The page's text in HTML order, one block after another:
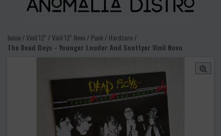
Início /Vinil 12'' /Vinil 12'' Novo /Punk / Hardcore /
The Dead Boys - Younger Louder And Snottyer Vinil Novo